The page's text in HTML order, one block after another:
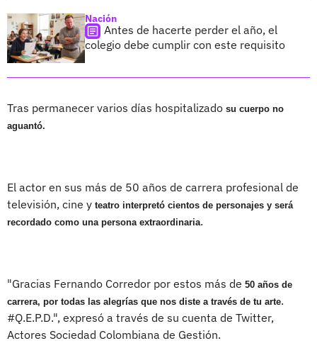
Nación
Antes de hacerte perder el año, el
colegio debe cumplir con este requisito
Tras permanecer varios días hospitalizado su cuerpo no
aguantó.
El actor en sus más de 50 años de carrera profesional de
televisión, cine y teatro interpretó cientos de personajes y será
recordado como una persona extraordinaria.
"Gracias Fernando Corredor por estos más de 50 años de
carrera, por todas las alegrías que nos diste a través de tu arte.
#Q.E.P.D.", expresó a través de su cuenta de Twitter,
Actores Sociedad Colombiana de Gestión.